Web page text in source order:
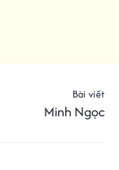
Bài viết
Minh Ngọc